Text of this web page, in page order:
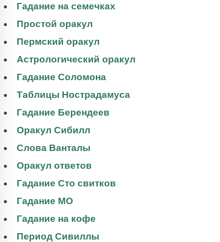
Гадание на семечках
Простой оракул
Пермский оракул
Астрологический оракул
Гадание Соломона
Таблицы Нострадамуса
Гадание Берендеев
Оракул Сибилл
Слова Ванталы
Оракул ответов
Гадание Сто свитков
Гадание МО
Гадание на кофе
Период Сивиллы